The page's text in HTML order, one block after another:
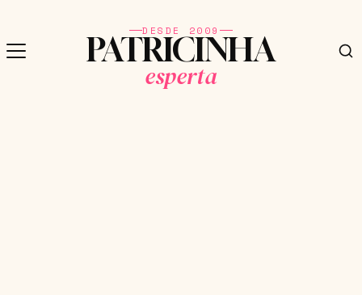
DESDE 2009
PATRICINHA
esperta